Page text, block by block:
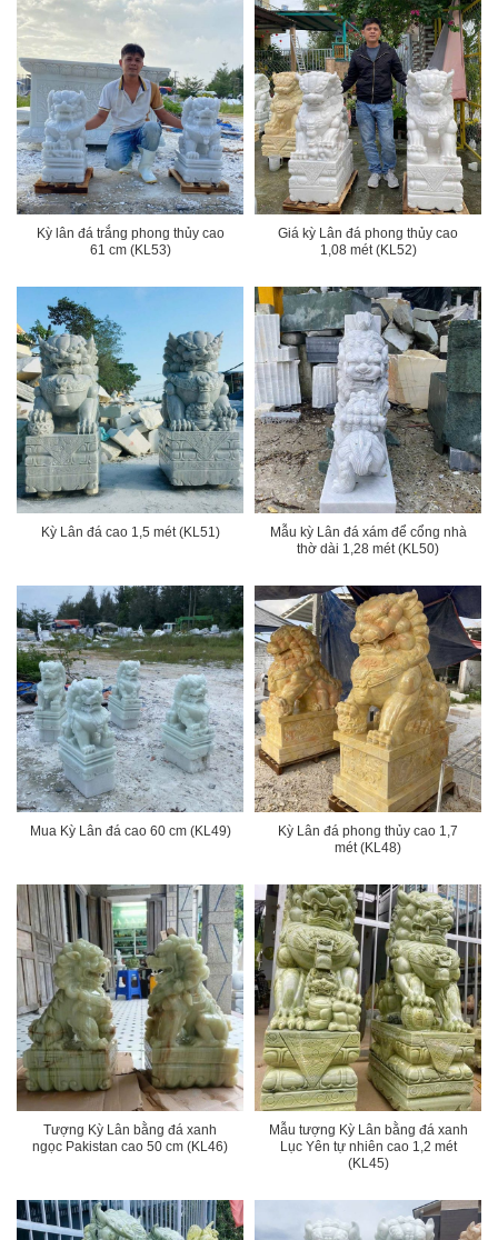
Kỳ lân đá trắng phong thủy cao
61 cm (KL53)
Giá kỳ Lân đá phong thủy cao
1,08 mét (KL52)
Kỳ Lân đá cao 1,5 mét (KL51)
Mẫu kỳ Lân đá xám để cổng nhà
thờ dài 1,28 mét (KL50)
Mua Kỳ Lân đá cao 60 cm (KL49)
Kỳ Lân đá phong thủy cao 1,7
mét (KL48)
Tượng Kỳ Lân bằng đá xanh
ngọc Pakistan cao 50 cm (KL46)
Mẫu tượng Kỳ Lân bằng đá xanh
Lục Yên tự nhiên cao 1,2 mét
(KL45)